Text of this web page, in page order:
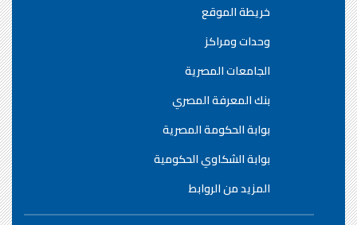
خريطة الموقع
وحدات ومراكز
الجامعات المصرية
بنك المعرفة المصري
بوابة الحكومة المصرية
بوابة الشكاوي الحكومية
المزيد من الروابط